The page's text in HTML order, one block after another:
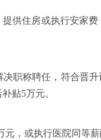
供住房或执行安家
职称聘任，符合晋
贴5万元。
元，或执行医院同等